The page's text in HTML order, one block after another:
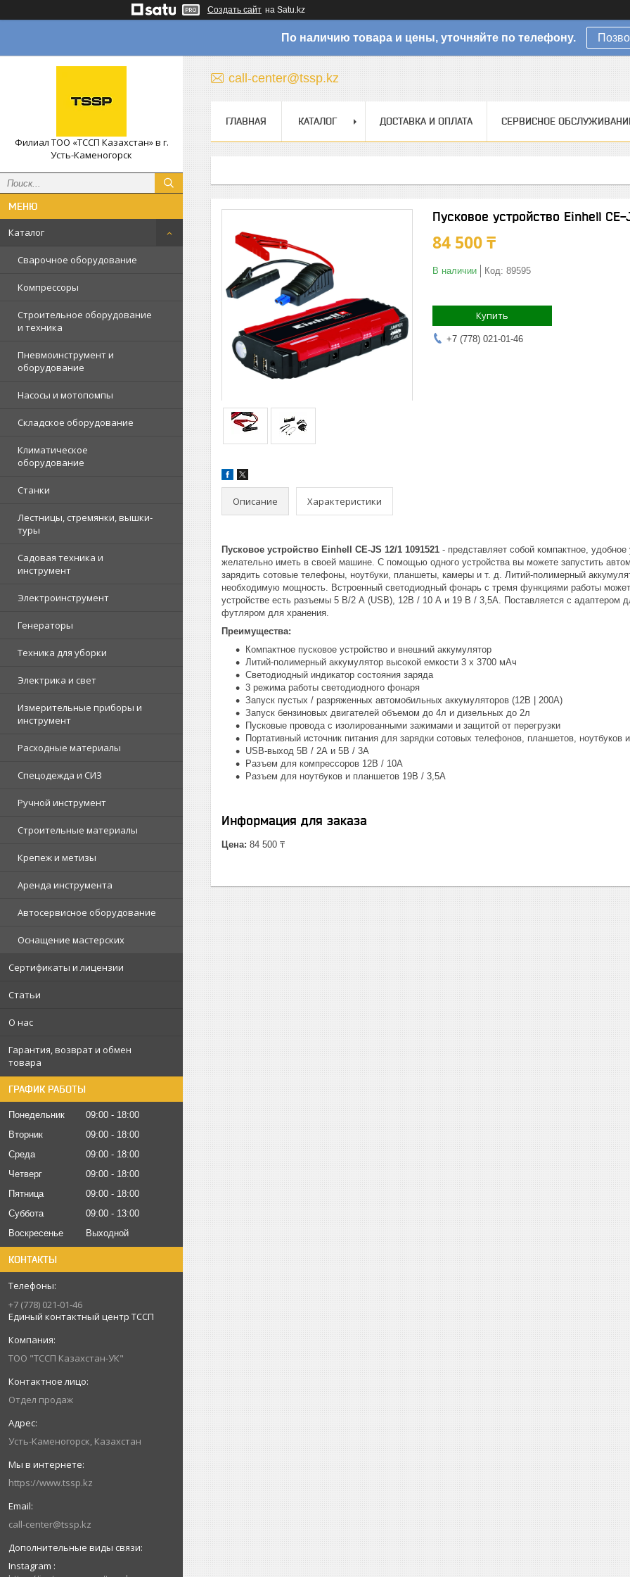
Создать сайт на Satu.kz
По наличию товара и цены, уточняйте по телефону.
Филиал ТОО «ТССП Казахстан» в г.
Усть-Каменогорск
Каталог
Сварочное оборудование
Компрессоры
Строительное оборудование
и техника
Пневмоинструмент и
оборудование
Насосы и мотопомпы
Складское оборудование
Климатическое
оборудование
Станки
Лестницы, стремянки, вышки-
туры
Садовая техника и
инструмент
Электроинструмент
Генераторы
Техника для уборки
Электрика и свет
Измерительные приборы и
инструмент
Расходные материалы
Спецодежда и СИЗ
Ручной инструмент
Строительные материалы
Крепеж и метизы
Аренда инструмента
Автосервисное оборудование
Оснащение мастерских
Сертификаты и лицензии
Статьи
О нас
Гарантия, возврат и обмен
товара
ГРАФИК РАБОТЫ
Понедельник 09:00
18:00
Вторник
09:00
18:00
Среда
09:00
18:00
Четверг
09:00
18:00
Пятница
09:00
18:00
Суббота
09:00
13:00
Воскресенье
Выходной
КОНТАКТЫ
+7 (778) 021-01-46
Единый контактный центр ТССП
ТОО "ТССП Казахстан-УК"
Отдел продаж
Усть-Каменогорск, Казахстан
https://www.tssp.kz
call-center@tssp.kz
Instagram
call-center@tssp.kz
ГЛАВНАЯ КАТАЛОГ ДОСТАВКА И ОПЛАТА СЕРВИСНОЕ
Пусковое устройство Einhell CE-
84 500 ₸
В наличии Код: 89595
Купить
+7 (778) 021-01-46
Описание Характеристики
Пусковое устройство Einhell CE-JS 12/1 1091521 - представляет собой компактное,
желательно иметь в своей машине. С помощью одного устройства вы можете запустить
зарядить сотовые телефоны, ноутбуки, планшеты, камеры и т. д. Литий-полимерный
необходимую мощность. Встроенный светодиодный фонарь с тремя функциями работы
устройстве есть разъемы 5 В/2 А (USB), 12В / 10 А и 19 В / 3,5А. Поставляется с адаптером
футляром для хранения.
Преимущества:
Компактное пусковое устройство и внешний аккумулятор
Литий-полимерный аккумулятор высокой емкости 3 x 3700 мАч
Светодиодный индикатор состояния заряда
3 режима работы светодиодного фонаря
Запуск пустых / разряженных автомобильных аккумуляторов (12В | 200А)
Запуск бензиновых двигателей объемом до 4л и дизельных до 2л
Пусковые провода с изолированными зажимами и защитой от перегрузки
Портативный источник питания для зарядки сотовых телефонов, планшетов, ноутбуков
USB-выход 5В / 2А и 5В / 3А
Разъем для компрессоров 12В / 10А
Разъем для ноутбуков и планшетов 19В / 3,5А
Информация для заказа
Цена: 84 500 ₸